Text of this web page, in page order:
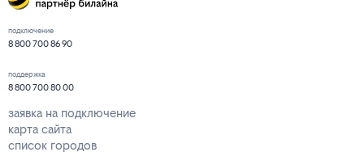
подключение
8 800 700 86 90
поддержка
8 800 700 80 00
заявка на подключение
карта сайта
список городов